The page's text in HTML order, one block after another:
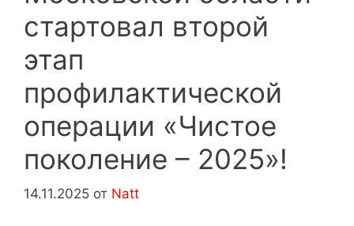
стартовал второй
этап
профилактической
операции «Чистое
поколение – 2025»!
14.11.2025 от Natt